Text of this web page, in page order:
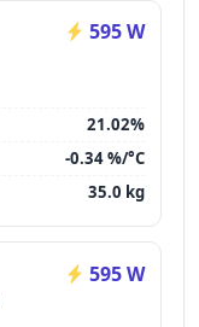
595 W
21.02%
-0.34 %/°C
35.0 kg
595 W